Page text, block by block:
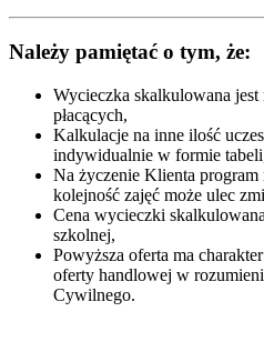
Należy pamiętać o tym, że:
Wycieczka skalkulowana
płacących,
Kalkulacje na inne ilość
indywidualnie w formie
Na życzenie Klienta
kolejność zajęć może ulec
Cena wycieczki
szkolnej,
Powyższa oferta ma
oferty handlowej w
Cywilnego.